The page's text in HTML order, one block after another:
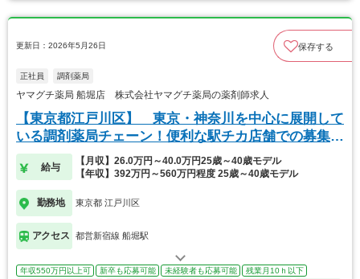
更新日：2026年5月26日 保存する
正社員 調剤薬局
ヤマグチ薬局 船堀店 株式会社ヤマグチ薬局の薬剤師求人
【東京都江戸川区】 東京・神奈川を中心に展開して
いる調剤薬局チェーン！便利な駅チカ店舗での募集で
す！
給与
【月収】26.0万円～40.0万円25歳～40歳モデル
【年収】392万円～560万円程度 25歳～40歳モデル
勤務地 東京都 江戸川区
アクセス 都営新宿線 船堀駅
年収550万円以上可 新卒も応募可能 未経験者も応募可能
残業月10ｈ以下